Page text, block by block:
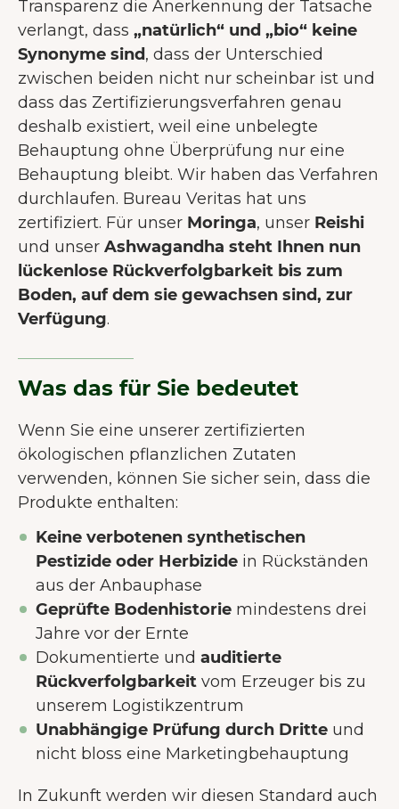
Transparenz die Anerkennung der Tatsache
verlangt, dass „natürlich“ und „bio“ keine
Synonyme sind, dass der Unterschied
zwischen beiden nicht nur scheinbar ist und
dass das Zertifizierungsverfahren genau
deshalb existiert, weil eine unbelegte
Behauptung ohne Überprüfung nur eine
Behauptung bleibt. Wir haben das Verfahren
durchlaufen. Bureau Veritas hat uns
zertifiziert. Für unser Moringa, unser Reishi
und unser Ashwagandha steht Ihnen nun
lückenlose Rückverfolgbarkeit bis zum
Boden, auf dem sie gewachsen sind, zur
Verfügung.
Was das für Sie bedeutet
Wenn Sie eine unserer zertifizierten
ökologischen pflanzlichen Zutaten
verwenden, können Sie sicher sein, dass die
Produkte enthalten:
Keine verbotenen synthetischen
Pestizide oder Herbizide in Rückständen
aus der Anbauphase
Geprüfte Bodenhistorie mindestens drei
Jahre vor der Ernte
Dokumentierte und auditierte
Rückverfolgbarkeit vom Erzeuger bis zu
unserem Logistikzentrum
Unabhängige Prüfung durch Dritte und
nicht bloss eine Marketingbehauptung
In Zukunft werden wir diesen Standard auch